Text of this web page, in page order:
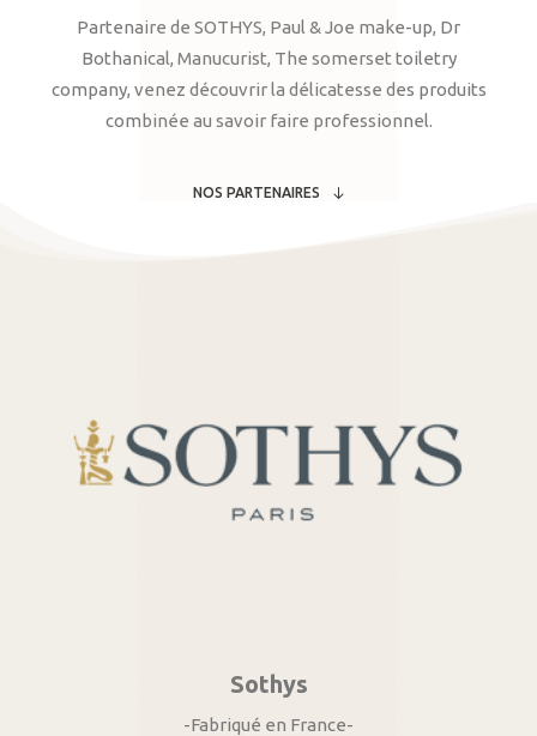
Partenaire de SOTHYS, Paul & Joe make-up, Dr
Bothanical, Manucurist, The somerset toiletry
company, venez découvrir la délicatesse des produits
combinée au savoir faire professionnel.
NOS PARTENAIRES
Sothys
-Fabriqué en France-